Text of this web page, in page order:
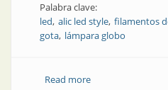
Palabra clave:
led alic led style filamentos
gota lámpara globo
Read moreabout Producto |